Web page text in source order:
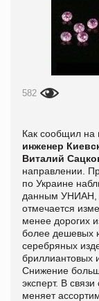
582
Как сообщил на
инженер
Виталий
направлении.
по Украине
данным УНИАН,
отмечается
менее дорогих
более дешевых
серебряных
бриллиантовых
Снижение
эксперт. В
меняет